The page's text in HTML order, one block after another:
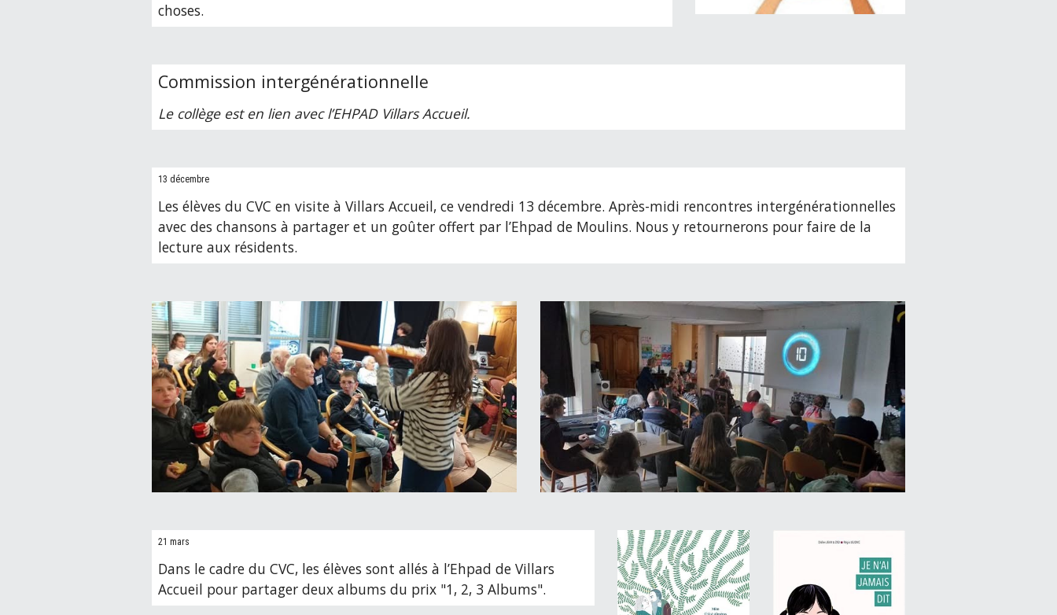
choses.
Commission intergénérationnelle
Le collège est en lien avec l’EHPAD Villars Accueil.
13 décembre
Les élèves du CVC en visite à Villars Accueil, ce vendredi 13 décembre. Après-midi rencontres intergénérationnelles
avec des chansons à partager et un goûter offert par l’Ehpad de Moulins. Nous y retournerons pour faire de la
lecture aux résidents.
21 mars
Dans le cadre du CVC, les élèves sont allés à l’Ehpad de Villars
Accueil pour partager deux albums du prix "1, 2, 3 Albums".